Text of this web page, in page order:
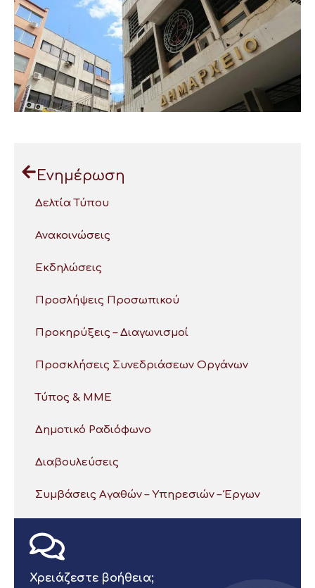
Ενημέρωση
Δελτία Τύπου
Ανακοινώσεις
Εκδηλώσεις
Προσλήψεις Προσωπικού
Προκηρύξεις – Διαγωνισμοί
Προσκλήσεις Συνεδριάσεων Οργάνων
Τύπος & ΜΜΕ
Δημοτικό Ραδιόφωνο
Διαβουλεύσεις
Συμβάσεις Αγαθών – Υπηρεσιών – Έργων
Χρειάζεστε βοήθεια;